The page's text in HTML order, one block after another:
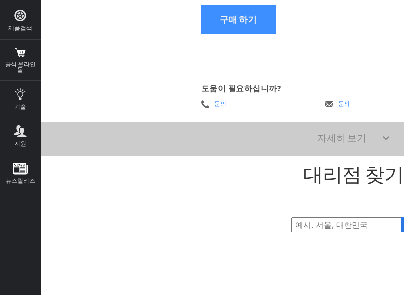
제품검색
공식 온라인
몰
기술
지원
뉴스릴리즈
구매 하기
도움이 필요하십니까?
문의 문의
자세히 보기
대리점 찾기